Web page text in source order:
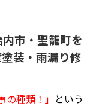
市・聖籠町を
装・雨漏り修
の種類！」 という